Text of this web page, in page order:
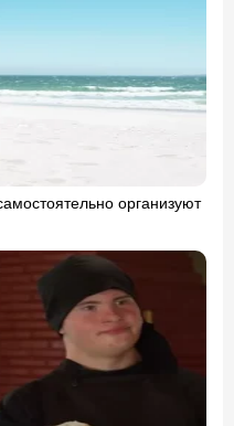
организуют